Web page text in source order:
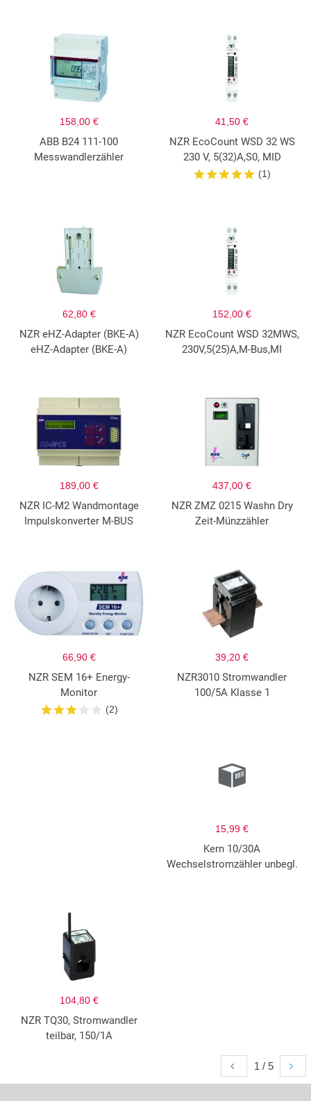
158,00 €
ABB B24 111-100
Messwandlerzähler
41,50 €
NZR EcoCount WSD 32 WS
230 V, 5(32)A,S0, MID
(1)
62,80 €
NZR eHZ-Adapter (BKE-A)
eHZ-Adapter (BKE-A)
152,00 €
NZR EcoCount WSD 32MWS,
230V,5(25)A,M-Bus,MI
189,00 €
NZR IC-M2 Wandmontage
Impulskonverter M-BUS
437,00 €
NZR ZMZ 0215 Washn Dry
Zeit-Münzzähler
66,90 €
NZR SEM 16+ Energy-
Monitor
(2)
39,20 €
NZR3010 Stromwandler
100/5A Klasse 1
15,99 €
Kern 10/30A
Wechselstromzähler unbegl.
104,80 €
NZR TQ30, Stromwandler
teilbar, 150/1A
1 / 5